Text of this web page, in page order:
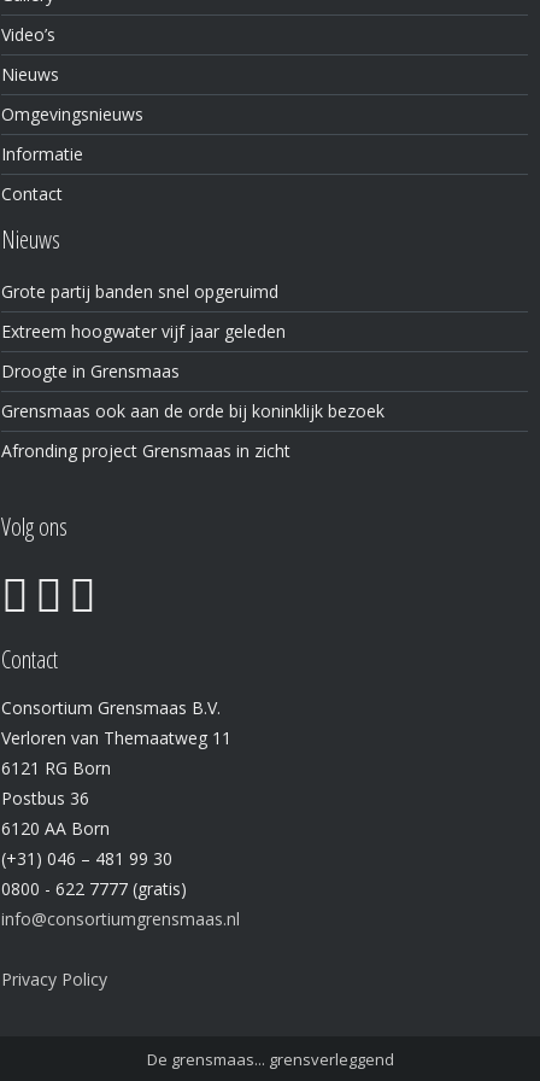
Video’s
Nieuws
Omgevingsnieuws
Informatie
Contact
Nieuws
Grote partij banden snel opgeruimd
Extreem hoogwater vijf jaar geleden
Droogte in Grensmaas
Grensmaas ook aan de orde bij koninklijk bezoek
Afronding project Grensmaas in zicht
Volg ons
Contact
Consortium Grensmaas B.V.
Verloren van Themaatweg 11
6121 RG Born
Postbus 36
6120 AA Born
(+31) 046 – 481 99 30
0800 - 622 7777 (gratis)
info@consortiumgrensmaas.nl
Privacy Policy
De grensmaas... grensverleggend